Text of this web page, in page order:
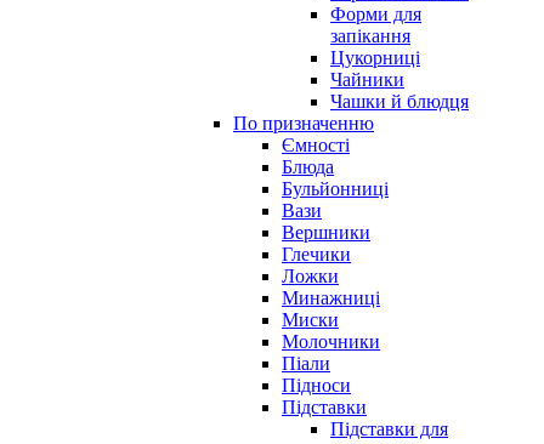
Форми для
запікання
Цукорниці
Чайники
Чашки й блюдця
По призначенню
Ємності
Блюда
Бульйонниці
Вази
Вершники
Глечики
Ложки
Минажниці
Миски
Молочники
Піали
Підноси
Підставки
Підставки для